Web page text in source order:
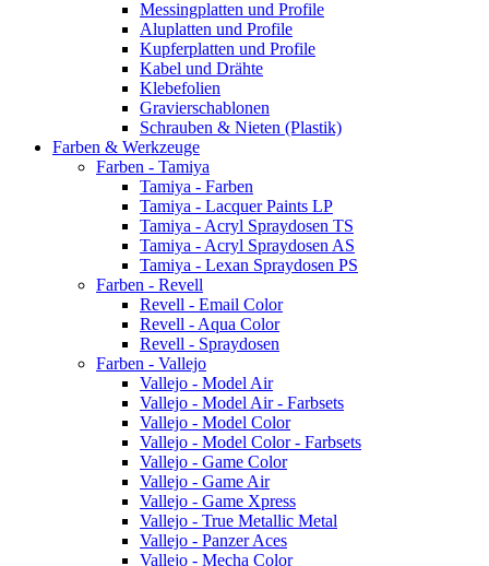
Messingplatten und Profile
Aluplatten und Profile
Kupferplatten und Profile
Kabel und Drähte
Klebefolien
Gravierschablonen
Schrauben & Nieten (Plastik)
Farben & Werkzeuge
Farben - Tamiya
Tamiya - Farben
Tamiya - Lacquer Paints LP
Tamiya - Acryl Spraydosen TS
Tamiya - Acryl Spraydosen AS
Tamiya - Lexan Spraydosen PS
Farben - Revell
Revell - Email Color
Revell - Aqua Color
Revell - Spraydosen
Farben - Vallejo
Vallejo - Model Air
Vallejo - Model Air - Farbsets
Vallejo - Model Color
Vallejo - Model Color - Farbsets
Vallejo - Game Color
Vallejo - Game Air
Vallejo - Game Xpress
Vallejo - True Metallic Metal
Vallejo - Panzer Aces
Vallejo - Mecha Color